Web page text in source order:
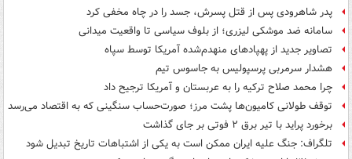
پدر شاهرودی پس از قتل پسرش، جسد را در چاه مخفی کرد
سامانه ضد موشکی لیزری؛ از بلوف سیاسی تا واقعیت میدانی
تصاویر جدید از پهپادهای منهدم‌شده آمریکا توسط سپاه
هشدار سرمربی پرسپولیس به جاسوس تیم
چرا محمد صلاح ترکیه را به عربستان و آمریکا ترجیح داد
توقف طولانی کامیون‌ها پشت مرز؛ صورت‌حساب سنگینی که به اقتصاد می‌رسد
برخورد پراید با تیر برق ۲ فوتی بر جای گذاشت
تلگراف: جنگ علیه ایران ممکن است به یکی از اشتباهات تاریخ تبدیل شود